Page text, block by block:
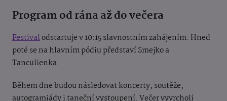
Program od rána až do večera
Festivalodstartuje v 10:15 slavnostním zahájením. Hned
poté se na hlavním pódiu představí Smejko a
Tanculienka.
Během dne budou následovat koncerty, soutěže,